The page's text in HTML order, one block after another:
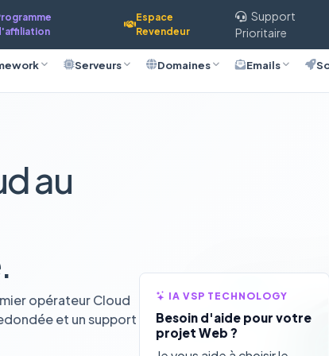
Espace
Revendeur
Support
Prioritaire
Serveurs Domaines Emails
au
opérateur Cloud
et un support
IA VSP TECHNOLOGY
Besoin d'aide pour votre
projet Web ?